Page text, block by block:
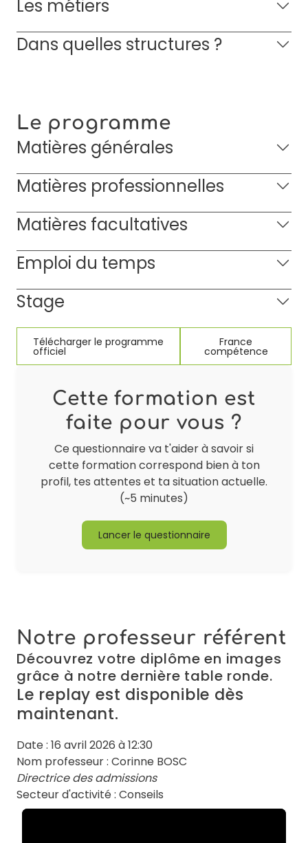
Les métiers
Dans quelles structures ?
Le programme
Matières générales
Matières professionnelles
Matières facultatives
Emploi du temps
Stage
Télécharger le programme
officiel
France
compétence
Cette formation est
faite pour vous ?
Ce questionnaire va t'aider à savoir si
cette formation correspond bien à ton
profil, tes attentes et ta situation actuelle.
(~5 minutes)
Lancer le questionnaire
Notre professeur référent
Découvrez votre diplôme en images
grâce à notre dernière table ronde.
Le replay est disponible dès
maintenant.
Date : 16 avril 2026 à 12:30
Nom professeur : Corinne BOSC
Directrice des admissions
Secteur d'activité : Conseils